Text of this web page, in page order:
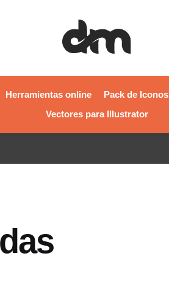
Herramientas online Pack de Iconos
Vectores para Illustrator